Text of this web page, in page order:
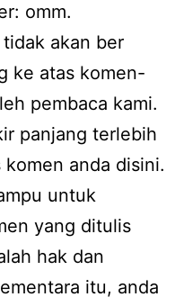
omm.
tidak akan ber
ke atas komen-
pembaca kami.
panjang terlebih
anda disini.
untuk
yang ditulis
hak dan
itu, anda